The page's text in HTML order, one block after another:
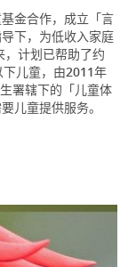
金合作，成立「言
下，为低收入家庭
计划已帮助了约
儿童，由2011年
署辖下的「儿童体
儿童提供服务。